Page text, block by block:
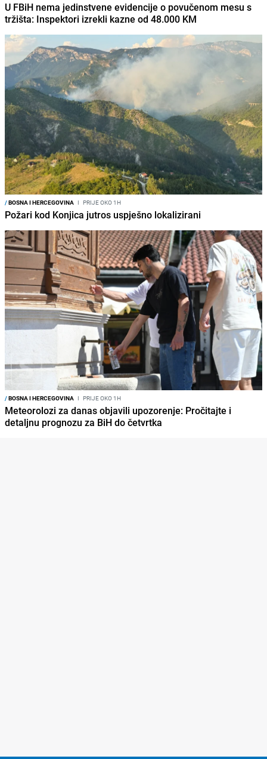
U FBiH nema jedinstvene evidencije o povučenom mesu s
tržišta: Inspektori izrekli kazne od 48.000 KM
/BOSNA I HERCEGOVINA I PRIJE OKO 1H
Požari kod Konjica jutros uspješno lokalizirani
/BOSNA I HERCEGOVINA I PRIJE OKO 1H
Meteorolozi za danas objavili upozorenje: Pročitajte i
detaljnu prognozu za BiH do četvrtka